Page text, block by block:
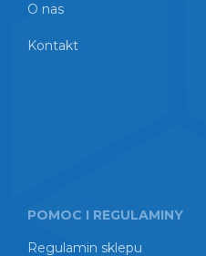
O nas
Kontakt
POMOC I REGULAMINY
Regulamin sklepu